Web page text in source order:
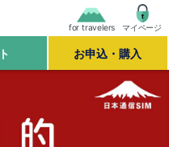
for travelers マイページ
お申込・購入